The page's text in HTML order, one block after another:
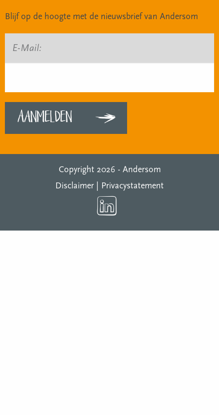
Blijf op de hoogte met de nieuwsbrief van Andersom
E-Mail:
Copyright 2026 - Andersom
Disclaimer
Privacystatement